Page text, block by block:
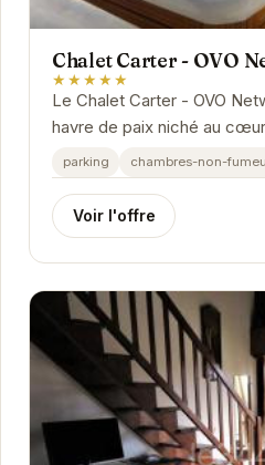
Chalet Carter - OVO
★★★★★
Le Chalet Carter - OVO
havre de paix niché au
Offrant un cadre idéal pour
relaxantes,...
parking chambres-non-
Voir l'offre